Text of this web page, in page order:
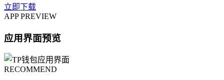
立即下载
APP PREVIEW
应用界面预览
RECOMMEND